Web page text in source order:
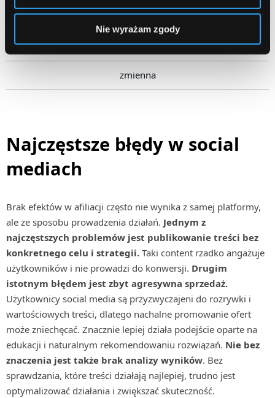
Nie wyrażam zgody
Konwersja
przewidywalna
zmienna
Najczęstsze błędy w social
mediach
Brak efektów w afiliacji często nie wynika z samej platformy,
ale ze sposobu prowadzenia działań. Jednym z
najczęstszych problemów jest publikowanie treści bez
konkretnego celu i strategii. Taki content rzadko angażuje
użytkowników i nie prowadzi do konwersji. Drugim
istotnym błędem jest zbyt agresywna sprzedaż.
Użytkownicy social media są przyzwyczajeni do rozrywki i
wartościowych treści, dlatego nachalne promowanie ofert
może zniechęcać. Znacznie lepiej działa podejście oparte na
edukacji i naturalnym rekomendowaniu rozwiązań. Nie bez
znaczenia jest także brak analizy wyników. Bez
sprawdzania, które treści działają najlepiej, trudno jest
optymalizować działania i zwiększać skuteczność.